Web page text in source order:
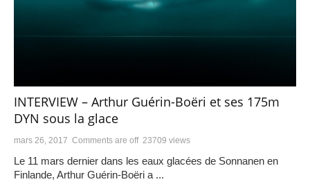
INTERVIEW – Arthur Guérin-Boëri et ses 175m
DYN sous la glace
mars 26, 2017 Comments are off 23709 views
Le 11 mars dernier dans les eaux glacées de Sonnanen en
Finlande, Arthur Guérin-Boëri a ...